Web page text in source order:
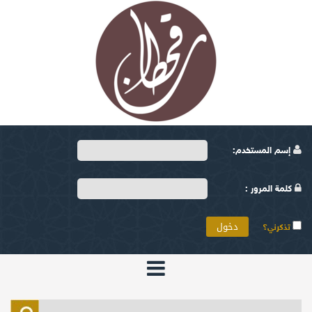
إسم المستخدم:
كلمة المرور :
تذكرني؟